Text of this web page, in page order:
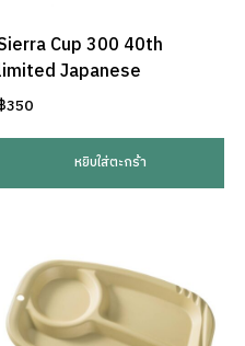
Cup 300 40th
Japanese
350
หยิบใส่ตะกร้า